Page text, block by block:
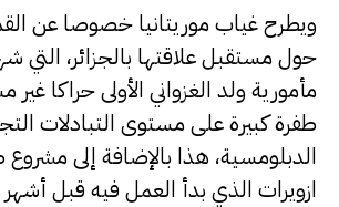
ويطرح غياب موريتانيا خصوصا عن
حول مستقبل علاقتها بالجزائر،
مأمورية ولد الغزواني الأولى حراكا
طفرة كبيرة على مستوى التبادلات
الدبلومسية، هذا بالإضافة إلى
ازويرات الذي بدأ العمل فيه قبل أشهر